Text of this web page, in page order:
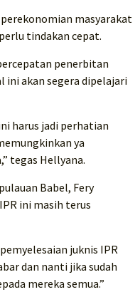
masyarakat
tindakan cepat.
penerbitan
ini akan segera dipelajari
harus jadi perhatian
ya
tegas Hellyana.
Babel, Fery
ini masih terus
juknis IPR
dan nanti jika sudah
mereka semua.”